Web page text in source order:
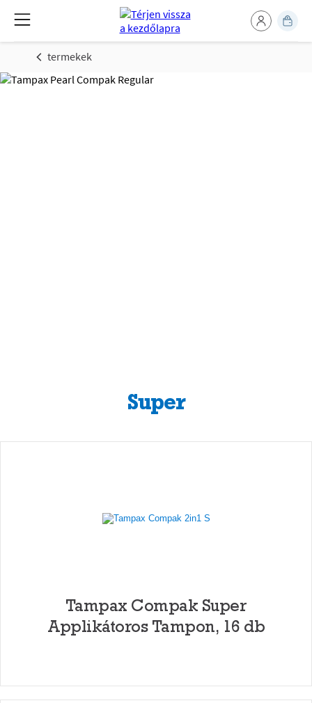
termekek
Super
Tampax Compak Super
Applikátoros Tampon, 16 db